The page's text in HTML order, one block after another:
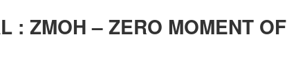
: ZMOH – ZERO MOMENT OF